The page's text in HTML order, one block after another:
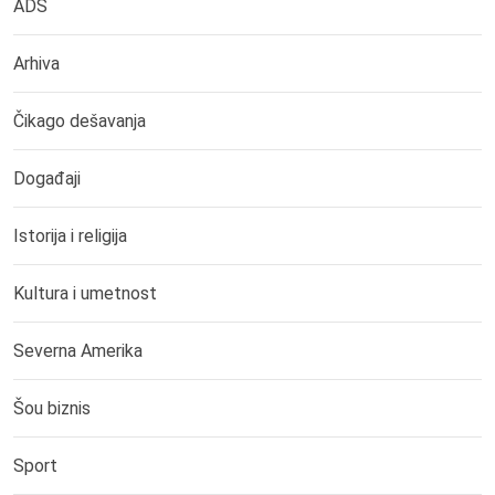
ADS
Arhiva
Čikago dešavanja
Događaji
Istorija i religija
Kultura i umetnost
Severna Amerika
Šou biznis
Sport